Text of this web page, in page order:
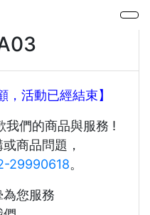
，活動已經結束】
我們的商品與服務 !
商品問題，
29990618。
為您服務